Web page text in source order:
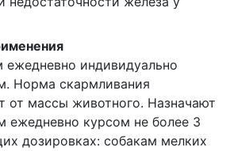
индивидуально
Норма скармливания
от массы животного. Назначают
ежедневно курсом не более 3
дозировках: собакам мелких